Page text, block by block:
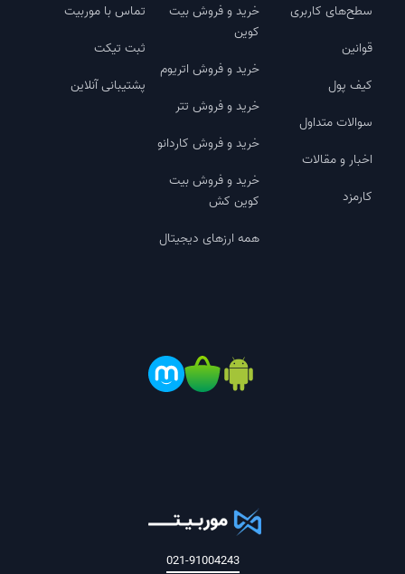
سطح‌های کاربری
قوانین
کیف پول
سوالات متداول
اخبار و مقالات
کارمزد
خرید و فروش بیت
کوین
خرید و فروش اتریوم
خرید و فروش تتر
خرید و فروش کاردانو
خرید و فروش بیت
کوین کش
همه ارزهای دیجیتال
تماس با موربیت
ثبت تیکت
پشتیبانی آنلاین
021-91004243